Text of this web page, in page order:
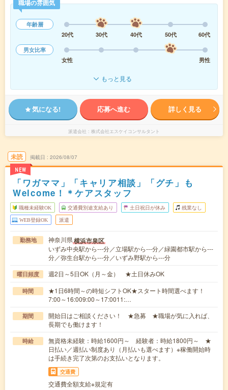
職場の雰囲気
年齢層
20代
30代 40代 50代
60代
男女比率
女性
男性
もっと見る
気になる! 応募へ進む 詳しく見る
派遣会社 株式会社エスケイコンサルタント
未読
NEW
掲載日 2026/08/07
「ワガママ」「キャリア相談」「グチ」も
Welcome！＊ケアスタッフ
職種未経験OK 交通費別途支給あり 土日祝日が休み 残業なし
WEB登録OK 派遣
勤務地 神奈川県横浜市泉区
いずみ中央駅から---分／立場駅から---分／緑園都市駅から---
分／弥生台駅から---分／いずみ野駅から---分
曜日頻度 週2日～5日OK（月～金） ★土日休みOK
時間
★1日6時間～の時短シフトOK★スタート時間選べます！
7:00～16:009:00～17:0011:…
期間
開始日はご相談ください！ ★急募 ★職場が気に入れば、
長期でも働けます！
時給
無資格未経験：時給1600円～ 経験者：時給1800円～ ★
日払い／週払い制度あり（月払いも選べます）※稼働開始時
は手続き完了次第のお支払いとなります。
交通費
交通費全額支給※規定有